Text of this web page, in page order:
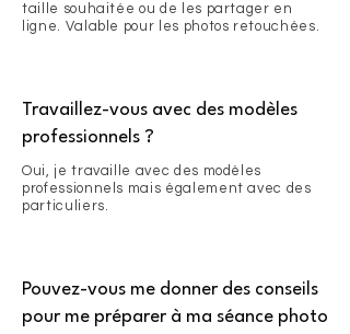
taille souhaitée ou de les partager en
ligne. Valable pour les photos retouchées.
Travaillez-vous avec des modèles
professionnels ?
Oui, je travaille avec des modèles
professionnels mais également avec des
particuliers.
Pouvez-vous me donner des conseils
pour me préparer à ma séance photo